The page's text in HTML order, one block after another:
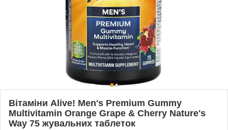
Вітаміни Alive! Men's Premium Gummy
Multivitamin Orange Grape & Cherry Nature's
Way 75 жувальних таблеток